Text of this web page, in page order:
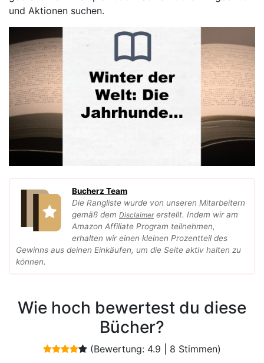
und Aktionen suchen.
Bucherz Team
Die Rangliste wurde von unseren Mitarbeitern
gemäß dem Disclaimererstellt. Indem wir am
Amazon Affiliate Program teilnehmen,
erhalten wir einen kleinen Prozentteil des
Gewinns aus deinen Einkäufen, um die Seite aktiv halten zu
können.
Wie hoch bewertest du diese
Bücher?
(Bewertung: 4.9 8 Stimmen)